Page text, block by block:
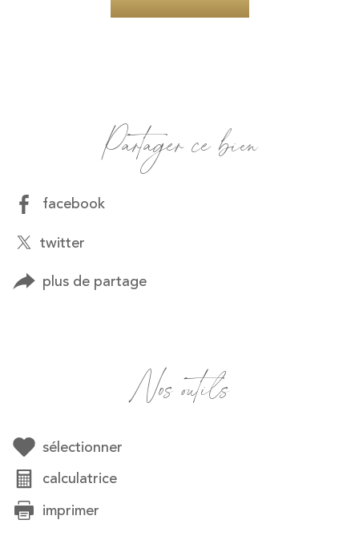
Partager ce bien
facebook
twitter
plus de partage
Nos outils
sélectionner
calculatrice
imprimer